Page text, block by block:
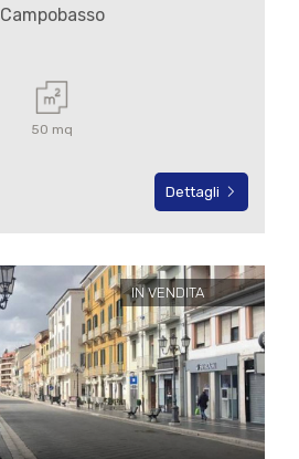
Campobasso
50 mq
Dettagli
IN VENDITA